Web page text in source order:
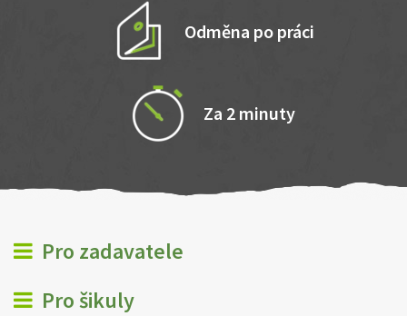
Odměna po práci
Za 2 minuty
Pro zadavatele
Pro šikuly